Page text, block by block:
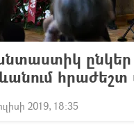
ընկեր
2019, 18:35